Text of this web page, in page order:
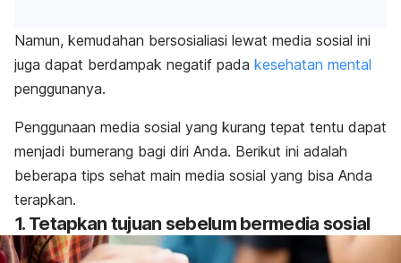
Namun, kemudahan bersosialiasi lewat media sosial ini
juga dapat berdampak negatif pada kesehatan mental
penggunanya.
Penggunaan media sosial yang kurang tepat tentu dapat
menjadi bumerang bagi diri Anda. Berikut ini adalah
beberapa tips sehat main media sosial yang bisa Anda
terapkan.
1. Tetapkan tujuan sebelum bermedia sosial